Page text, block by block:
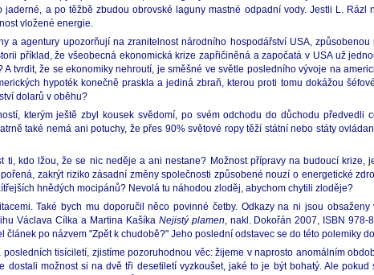
a po těžbě zbudou obrovské laguny mastné odpadní vody. Jestli L. Rázl
vložené energie.
a agentury upozorňují na zranitelnost národního hospodářství USA,
příklad, že všeobecná ekonomická krize zapřičiněná a započatá v USA už
tvrdit, že se ekonomiky nehroutí, je směšné ve světle posledního vývoje na
hypoték konečně praskla a jediná zbraň, kterou proti tomu dokážou
dolarů v oběhu?
kterým ještě zbyl kousek svědomí, po svém odchodu do důchodu předvedli
také nemá ani potuchy, že přes 90% světové ropy těží státní nebo státy
kdo lžou, že se nic neděje a ani nestane? Možnost přípravy na budoucí krize,
zakrýt riziko zásadní změny společnosti způsobené nouzí o energetické
hnědých mocipánů? Nevolá tu náhodou zloděj, abychom chytili zloděje?
Také bych mu doporučil něco povinné četby. Odkazy na ni jsou
Václava Cílka a Martina Kašíka Nejistý plamen, nakl. Dokořán 2007, ISBN 978-
po názvem "Zpět k chudobě?" Jeho poslední odstavec se do této polemiky
tisíciletí, zjistíme pozoruhodnou věc: žijeme v naprosto anomálním
možnost si na dvě tři desetiletí vyzkoušet, jaké to je být bohatý. Ale pokud